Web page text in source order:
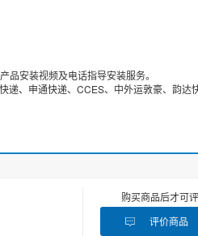
安装视频及电话指导安装服务。
、申通快递、CCES、中外运敦豪、韵达
购买商品后才可
评价商品